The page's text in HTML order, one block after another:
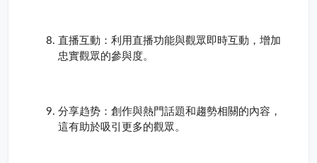
直播互動：利用直播功能與觀眾即時互動，增加
忠實觀眾的參與度。
分享趋势：創作與熱門話題和趨勢相關的內容，
這有助於吸引更多的觀眾。